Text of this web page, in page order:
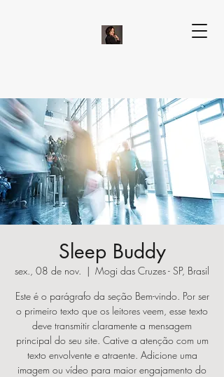
Sleep Buddy
sex., 08 de nov.
  |
Mogi das Cruzes - SP, Brasil
Este é o parágrafo da seção Bem-vindo. Por ser
o primeiro texto que os leitores veem, esse texto
deve transmitir claramente a mensagem
principal do seu site. Cative a atenção com um
texto envolvente e atraente. Adicione uma
imagem ou vídeo para maior engajamento do